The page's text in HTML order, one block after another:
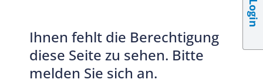
Ihnen fehlt die Berechtigung
diese Seite zu sehen. Bitte
melden Sie sich an.
Login